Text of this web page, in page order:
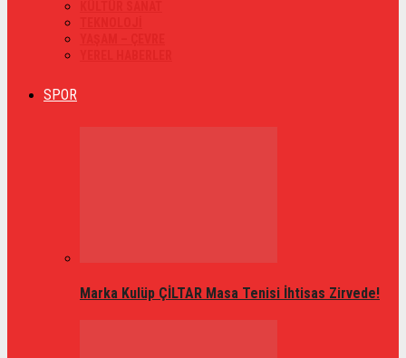
SPOR
Marka Kulüp ÇİLTAR Masa Tenisi İhtisas Zirvede!